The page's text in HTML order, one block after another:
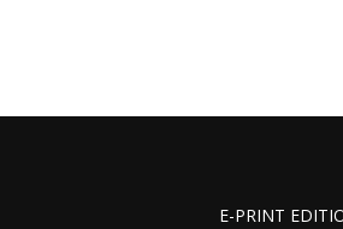
E-PRINT